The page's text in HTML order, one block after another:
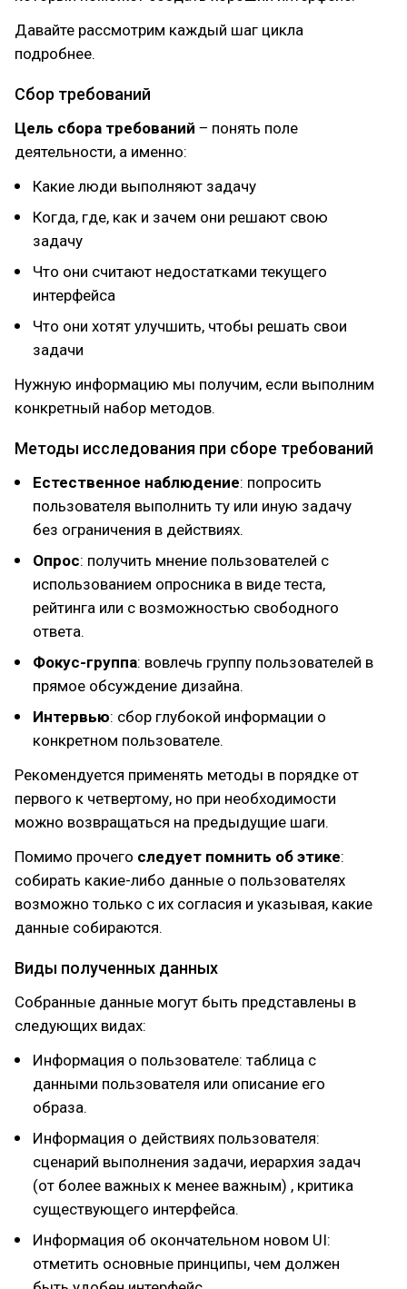
Давайте рассмотрим каждый шаг цикла
подробнее.
Сбор требований
Цель сбора требований ‒ понять поле
деятельности, а именно:
Какие люди выполняют задачу
Когда, где, как и зачем они решают свою
задачу
Что они считают недостатками текущего
интерфейса
Что они хотят улучшить, чтобы решать свои
задачи
Нужную информацию мы получим, если выполним
конкретный набор методов.
Методы исследования при сборе требований
Естественное наблюдение: попросить
пользователя выполнить ту или иную задачу
без ограничения в действиях.
Опрос: получить мнение пользователей с
использованием опросника в виде теста,
рейтинга или с возможностью свободного
ответа.
Фокус-группа: вовлечь группу пользователей в
прямое обсуждение дизайна.
Интервью: сбор глубокой информации о
конкретном пользователе.
Рекомендуется применять методы в порядке от
первого к четвертому, но при необходимости
можно возвращаться на предыдущие шаги.
Помимо прочего следует помнить об этике:
собирать какие-либо данные о пользователях
возможно только с их согласия и указывая, какие
данные собираются.
Виды полученных данных
Собранные данные могут быть представлены в
следующих видах:
Информация о пользователе: таблица с
данными пользователя или описание его
образа.
Информация о действиях пользователя:
сценарий выполнения задачи, иерархия задач
(от более важных к менее важным) , критика
существующего интерфейса.
Информация об окончательном новом UI:
отметить основные принципы, чем должен